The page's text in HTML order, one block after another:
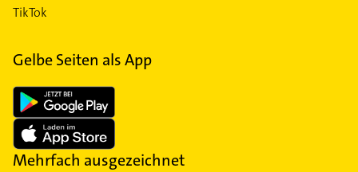
TikTok
Gelbe Seiten als App
Mehrfach ausgezeichnet